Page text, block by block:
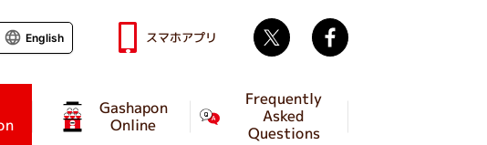
Gashapon
Online
Frequently
Asked
Questions
English スマホアプリ Twitter